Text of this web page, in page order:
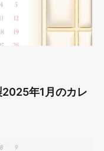
年1月のカレ